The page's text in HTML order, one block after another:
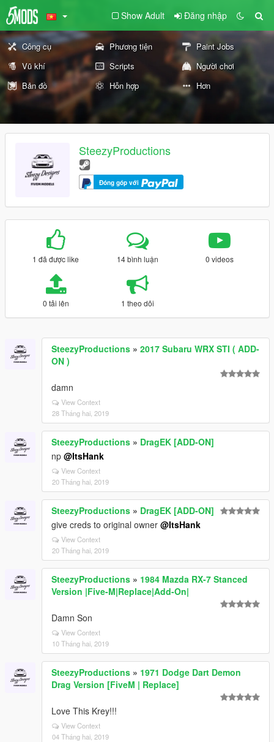
Show Adult Đăng nhập
Công cụ Phương tiện
Paint Jobs
Vũ khí
Scripts
Người chơi
Bản đồ
Hỗn hợp Hơn
SteezyProductions
Đóng góp với
1 đã được like 14 bình luận 0 videos
0 tải lên 1 theo dõi
SteezyProductions » 2017 Subaru WRX STI ( ADD-
ON )
damn
View Context
28 Tháng hai, 2019
SteezyProductions » DragEK [ADD-ON]
np @ItsHank
View Context
20 Tháng hai, 2019
SteezyProductions » DragEK [ADD-ON]
give creds to original owner @ItsHank
View Context
20 Tháng hai, 2019
SteezyProductions » 1984 Mazda RX-7 Stanced
Version |Five-M|Replace|Add-On|
Damn Son
View Context
10 Tháng hai, 2019
SteezyProductions » 1971 Dodge Dart Demon
Drag Version [FiveM | Replace]
Love This Krey!!!
View Context
04 Tháng hai, 2019